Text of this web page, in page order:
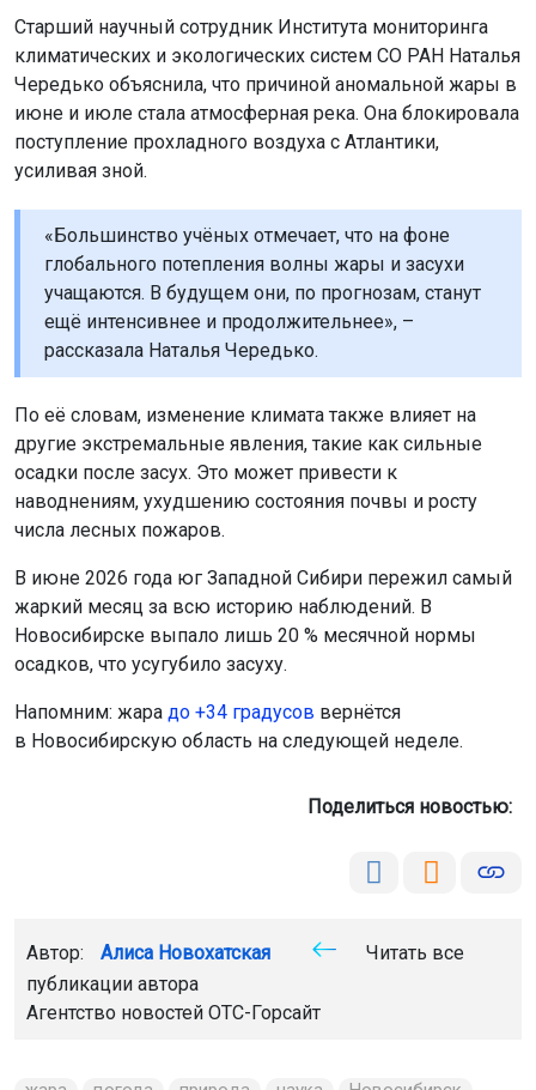
Старший научный сотрудник Института мониторинга
климатических и экологических систем СО РАН Наталья
Чередько объяснила, что причиной аномальной жары в
июне и июле стала атмосферная река. Она блокировала
поступление прохладного воздуха с Атлантики,
усиливая зной.
«Большинство учёных отмечает, что на фоне
глобального потепления волны жары и засухи
учащаются. В будущем они, по прогнозам, станут
ещё интенсивнее и продолжительнее», –
рассказала Наталья Чередько.
По её словам, изменение климата также влияет на
другие экстремальные явления, такие как сильные
осадки после засух. Это может привести к
наводнениям, ухудшению состояния почвы и росту
числа лесных пожаров.
В июне 2026 года юг Западной Сибири пережил самый
жаркий месяц за всю историю наблюдений. В
Новосибирске выпало лишь 20 % месячной нормы
осадков, что усугубило засуху.
Напомним: жара до +34 градусов вернётся
в Новосибирскую область на следующей неделе.
Поделиться новостью:
Автор: Алиса Новохатская
Читать все
публикации автора
Агентство новостей ОТС-Горсайт